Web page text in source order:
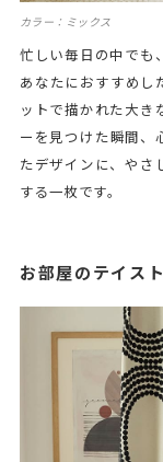
カラー：ミックス
忙しい毎日の中でも
あなたにおすすめし
ットで描かれた大き
ーを見つけた瞬間、
たデザインに、やさ
する一枚です。
お部屋のテイス